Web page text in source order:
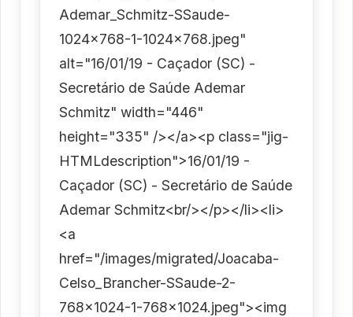
Ademar_Schmitz-SSaude-
1024x768-1-1024x768.jpeg"
alt="16/01/19 - Caçador (SC) -
Secretário de Saúde Ademar
Schmitz" width="446"
height="335" /></a><p class="jig-
HTMLdescription">16/01/19 -
Caçador (SC) - Secretário de Saúde
Ademar Schmitz<br/></p></li><li>
<a
href="/images/migrated/Joacaba-
Celso_Brancher-SSaude-2-
768x1024-1-768x1024.jpeg"><img